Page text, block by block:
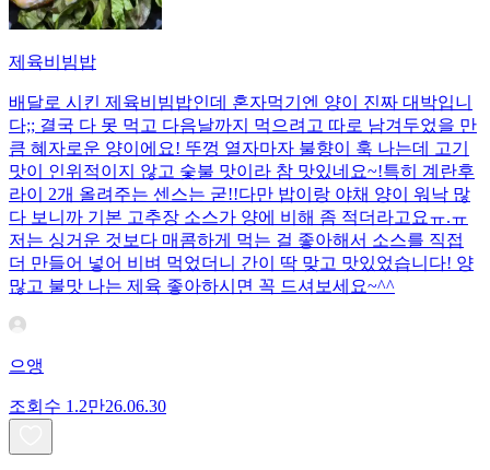
제육비빔밥
배달로 시킨 제육비빔밥인데 혼자먹기엔 양이 진짜 대박입니
다;; 결국 다 못 먹고 다음날까지 먹으려고 따로 남겨두었을 만
큼 혜자로운 양이에요! 뚜껑 열자마자 불향이 훅 나는데 고기
맛이 인위적이지 않고 숯불 맛이라 참 맛있네요~!특히 계란후
라이 2개 올려주는 센스는 굳!! ​다만 밥이랑 야채 양이 워낙 많
다 보니까 기본 고추장 소스가 양에 비해 좀 적더라고요ㅠ.ㅠ
저는 싱거운 것보다 매콤하게 먹는 걸 좋아해서 소스를 직접
더 만들어 넣어 비벼 먹었더니 간이 딱 맞고 맛있었습니다! 양
많고 불맛 나는 제육 좋아하시면 꼭 드셔보세요~^^
으앵
조회수 1.2만26.06.30